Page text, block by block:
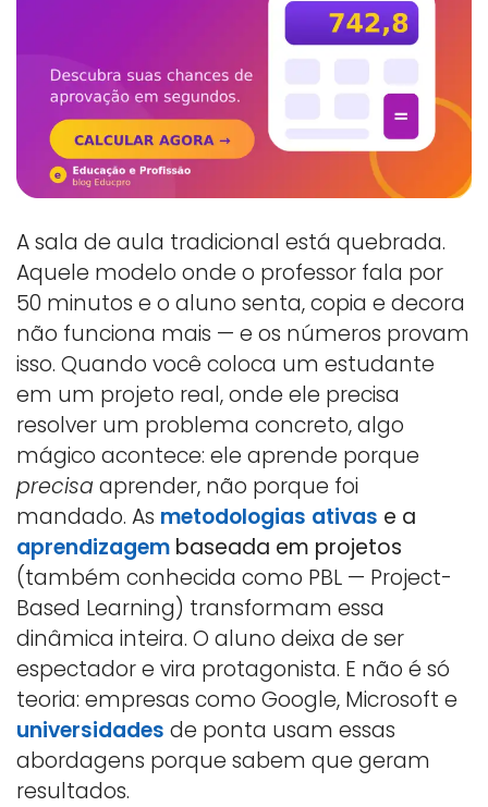
A sala de aula tradicional está quebrada.
Aquele modelo onde o professor fala por
50 minutos e o aluno senta, copia e decora
não funciona mais — e os números provam
isso. Quando você coloca um estudante
em um projeto real, onde ele precisa
resolver um problema concreto, algo
mágico acontece: ele aprende porque
precisa aprender, não porque foi
mandado. As metodologias ativas e a
aprendizagem baseada em projetos
(também conhecida como PBL — Project-
Based Learning) transformam essa
dinâmica inteira. O aluno deixa de ser
espectador e vira protagonista. E não é só
teoria: empresas como Google, Microsoft e
universidades de ponta usam essas
abordagens porque sabem que geram
resultados.